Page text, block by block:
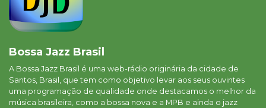
Bossa Jazz Brasil
A Bossa Jazz Brasil é uma web-rádio originária da cidade de
Santos, Brasil, que tem como objetivo levar aos seus ouvintes
uma programação de qualidade onde destacamos o melhor da
música brasileira, como a bossa nova e a MPB e ainda o jazz